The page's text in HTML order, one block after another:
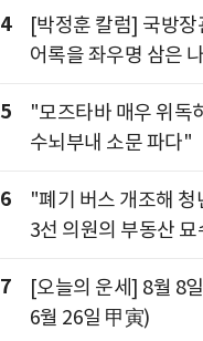
4
[박정훈 칼럼] 국방장
어록을 좌우명 삼은
5
"모즈타바 매우 위독
수뇌부내 소문 파다"
6
"폐기 버스 개조해
3선 의원의 부동산 묘
7
[오늘의 운세] 8월 8
6월 26일 甲寅)